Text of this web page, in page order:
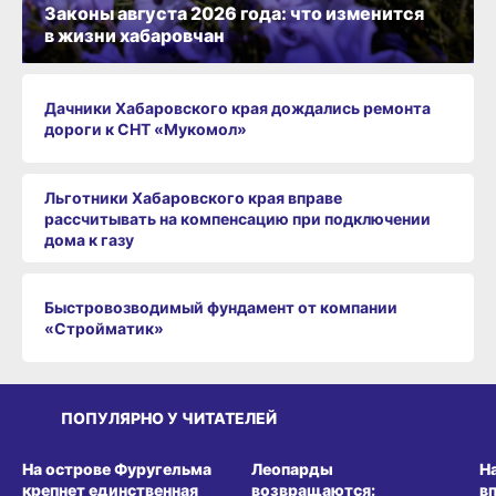
Дачники Хабаровского края дождались ремонта
дороги к СНТ «Мукомол»
Льготники Хабаровского края вправе
рассчитывать на компенсацию при подключении
дома к газу
Быстровозводимый фундамент от компании
«Стройматик»
Законы августа 2026 года: что изменится
в жизни хабаровчан
ПОПУЛЯРНО У ЧИТАТЕЛЕЙ
На острове Фуругельма
крепнет единственная
Леопарды
возвращаются: